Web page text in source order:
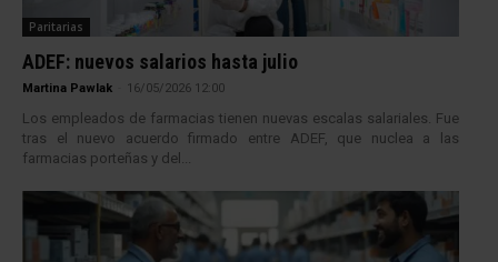
Paritarias
ADEF: nuevos salarios hasta julio
Martina Pawlak 16/05/2026 12:00
Los empleados de farmacias tienen nuevas escalas salariales. Fue
tras el nuevo acuerdo firmado entre ADEF, que nuclea a las
farmacias porteñas y del...